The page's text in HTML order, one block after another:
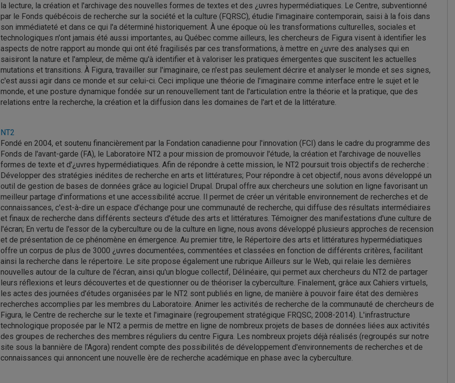
la lecture, la création et l'archivage des nouvelles formes de textes et des ¿uvres hypermédiatiques. Le Centre, subventionné
par le Fonds québécois de recherche sur la société et la culture (FQRSC), étudie l'imaginaire contemporain, saisi à la fois dans
son immédiateté et dans ce qui l'a déterminé historiquement. À une époque où les transformations culturelles, sociales et
technologiques n'ont jamais été aussi importantes, au Québec comme ailleurs, les chercheurs de Figura visent à identifier les
aspects de notre rapport au monde qui ont été fragilisés par ces transformations, à mettre en ¿uvre des analyses qui en
saisiront la nature et l'ampleur, de même qu'à identifier et à valoriser les pratiques émergentes que suscitent les actuelles
mutations et transitions. À Figura, travailler sur l'imaginaire, ce n'est pas seulement décrire et analyser le monde et ses signes,
c'est aussi agir dans ce monde et sur celui-ci. Ceci implique une théorie de l'imaginaire comme interface entre le sujet et le
monde, et une posture dynamique fondée sur un renouvellement tant de l'articulation entre la théorie et la pratique, que des
relations entre la recherche, la création et la diffusion dans les domaines de l'art et de la littérature.
NT2
Fondé en 2004, et soutenu financièrement par la Fondation canadienne pour l'innovation (FCI) dans le cadre du programme des
Fonds de l'avant-garde (FA), le Laboratoire NT2 a pour mission de promouvoir l'étude, la création et l'archivage de nouvelles
formes de texte et d'¿uvres hypermédiatiques. Afin de répondre à cette mission, le NT2 poursuit trois objectifs de recherche :
Développer des stratégies inédites de recherche en arts et littératures; Pour répondre à cet objectif, nous avons développé un
outil de gestion de bases de données grâce au logiciel Drupal. Drupal offre aux chercheurs une solution en ligne favorisant un
meilleur partage d'informations et une accessibilité accrue. Il permet de créer un véritable environnement de recherches et de
connaissances, c'est-à-dire un espace d'échange pour une communauté de recherche, qui diffuse des résultats intermédiaires
et finaux de recherche dans différents secteurs d'étude des arts et littératures. Témoigner des manifestations d'une culture de
l'écran; En vertu de l'essor de la cyberculture ou de la culture en ligne, nous avons développé plusieurs approches de recension
et de présentation de ce phénomène en émergence. Au premier titre, le Répertoire des arts et littératures hypermédiatiques
offre un corpus de plus de 3000 ¿uvres documentées, commentées et classées en fonction de différents critères, facilitant
ainsi la recherche dans le répertoire. Le site propose également une rubrique Ailleurs sur le Web, qui relaie les dernières
nouvelles autour de la culture de l'écran, ainsi qu'un blogue collectif, Délinéaire, qui permet aux chercheurs du NT2 de partager
leurs réflexions et leurs découvertes et de questionner ou de théoriser la cyberculture. Finalement, grâce aux Cahiers virtuels,
les actes des journées d'études organisées par le NT2 sont publiés en ligne, de manière à pouvoir faire état des dernières
recherches accomplies par les membres du Laboratoire. Animer les activités de recherche de la communauté de chercheurs de
Figura, le Centre de recherche sur le texte et l'imaginaire (regroupement stratégique FRQSC, 2008-2014). L'infrastructure
technologique proposée par le NT2 a permis de mettre en ligne de nombreux projets de bases de données liées aux activités
des groupes de recherches des membres réguliers du centre Figura. Les nombreux projets déjà réalisés (regroupés sur notre
site sous la bannière de l'Agora) rendent compte des possibilités de développement d'environnements de recherches et de
connaissances qui annoncent une nouvelle ère de recherche académique en phase avec la cyberculture.